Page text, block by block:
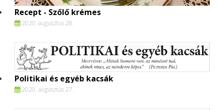
Recept - Szőlő krémes
2020. augusztus 28.
Politikai és egyéb kacsák
2020. augusztus 27.